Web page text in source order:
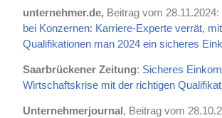
unternehmer.de, Beitrag vom 28.11.2024:
bei Konzernen: Karriere-Experte verrät,
Qualifikationen man 2024 ein sicheres
Saarbrückener Zeitung: Sicheres
Wirtschaftskrise mit der richtigen
Unternehmerjournal, Beitrag vom